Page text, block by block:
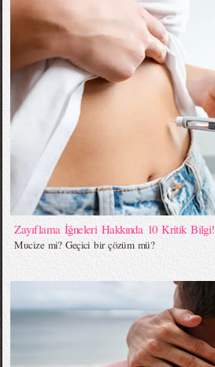
Zayıflama İğneleri Hakkında 10 Kritik Bilgi!
Mucize mi? Geçici bir çözüm mü?